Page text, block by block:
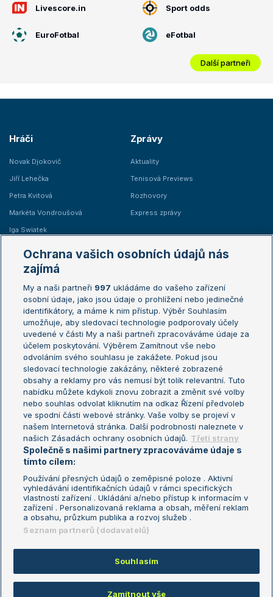
Livescore.in Sport odds
EuroFotbal eFotbal
Další partneři
Hráči
Novak Djokovič
Jiří Lehečka
Petra Kvitová
Markéta Vondroušová
Iga Swiatek
Zprávy
Aktuality
Tenisová Previews
Rozhovory
Express zprávy
Žebříčky
Žebříček ATP (muži)
Žebříček WTA (ženy)
Sázkařský žebříček
Australian Open
French Open
Wimbledon
US Open
Turnaj mistrů
Turnaj mistryň
Aktualní trendy
Fotbalové přestupy
Livesport Daily
LS Prague Open
Podmínky užití
Nastavení soukromí
GDPR a žurnalistika
Reklama
Kontakt
Informace o zpracování osobních
údajů
Copyright © 2008-2026 TenisPortal.cz. Využíváme zpravodajství ČTK.
Ochrana vašich osobních údajů nás
zajímá
My a naši partneři 997 ukládáme do vašeho zařízení
osobní údaje, jako jsou údaje o prohlížení nebo jedinečné
identifikátory, a máme k nim přístup. Výběr Souhlasím
umožňuje, aby sledovací technologie podporovaly účely
uvedené v části My a naši partneři zpracováváme údaje za
účelem poskytování. Výběrem Zamítnout vše nebo
odvoláním svého souhlasu je zakážete. Pokud jsou
sledovací technologie zakázány, některé zobrazené
obsahy a reklamy pro vás nemusí být tolik relevantní. Tuto
nabídku můžete kdykoli znovu zobrazit a změnit své volby
nebo souhlas odvolat kliknutím na odkaz Řízení předvoleb
ve spodní části webové stránky. Vaše volby se projeví v
našem Internetová stránka. Další podrobnosti naleznete v
našich Zásadách ochrany osobních údajů. Třetí strany
Společně s našimi partnery zpracováváme údaje s
tímto cílem:
Používání přesných údajů o zeměpisné poloze . Aktivní
vyhledávání identifikačních údajů v rámci specifických
vlastností zařízení . Ukládání a/nebo přístup k informacím v
zařízení . Personalizovaná reklama a obsah, měření reklam
a obsahu, průzkum publika a rozvoj služeb .
Seznam partnerů (dodavatelů)
Souhlasím
Zamítnout vše